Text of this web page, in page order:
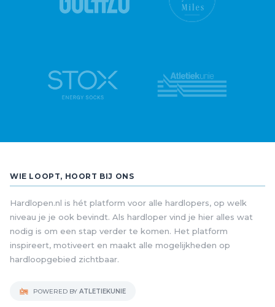
WIE LOOPT, HOORT BIJ ONS
Hardlopen.nl is hét platform voor alle hardlopers, op welk
niveau je je ook bevindt. Als hardloper vind je hier alles wat
nodig is om een stap verder te komen. Het platform
inspireert, motiveert en maakt alle mogelijkheden op
hardloopgebied zichtbaar.
POWERED BY ATLETIEKUNIE